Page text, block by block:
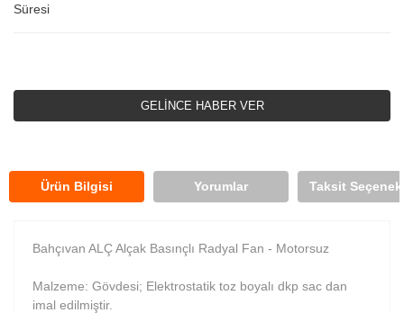
Süresi
GELİNCE HABER VER
Ürün Bilgisi Yorumlar Taksit
Bahçıvan ALÇ Alçak Basınçlı Radyal Fan - Motorsuz
Malzeme: Gövdesi; Elektrostatik toz boyalı dkp sac dan
imal edilmiştir.